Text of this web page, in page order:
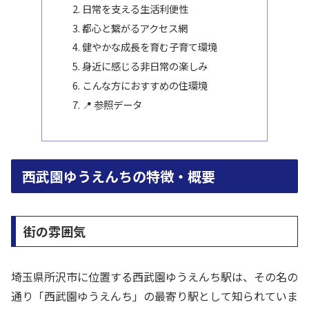
日常を支える生活利便性
都心と繋がるアクセス網
健やかな成長を育む子育て環境
身近に感じる非日常の楽しみ
こんな方におすすめの住環境
📍 参照データ
西武園ゆうえんちの特徴・概要
街の雰囲気
埼玉県所沢市に位置する西武園ゆうえんち駅は、その名の
通り「西武園ゆうえんち」の最寄り駅として知られていま